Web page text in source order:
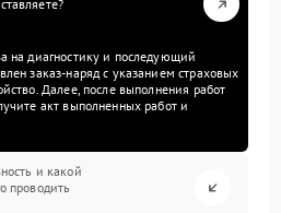
на диагностику и последующий
заказ-наряд с указанием страховых
Далее, после выполнения работ
акт выполненных работ и
и какой
проводить